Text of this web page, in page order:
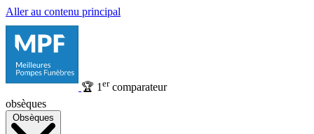
Aller au contenu principal
🏆 1 ercomparateur
obsèques
Obsèques